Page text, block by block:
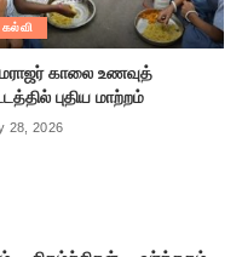
கல்வி
காலை உணவுத்
புதிய மாற்றம்
28, 2026